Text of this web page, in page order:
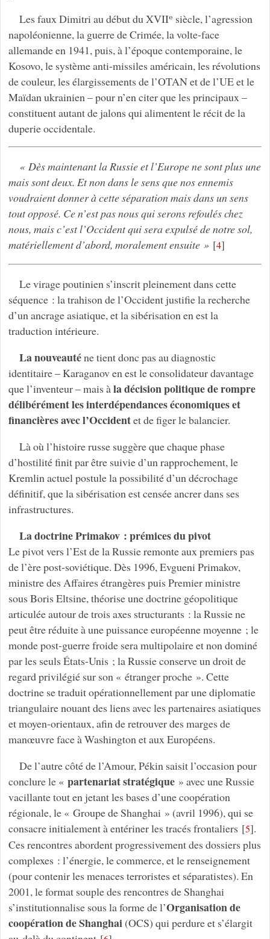
Les faux Dimitri au début du XVIIᵉ siècle, l’agression
napoléonienne, la guerre de Crimée, la volte-face
allemande en 1941, puis, à l’époque contemporaine, le
Kosovo, le système anti-missiles américain, les révolutions
de couleur, les élargissements de l’OTAN et de l’UE et le
Maïdan ukrainien – pour n’en citer que les principaux –
constituent autant de jalons qui alimentent le récit de la
duperie occidentale.
« Dès maintenant la Russie et l’Europe ne sont plus une
mais sont deux. Et non dans le sens que nos ennemis
voudraient donner à cette séparation mais dans un sens
tout opposé. Ce n’est pas nous qui serons refoulés chez
nous, mais c’est l’Occident qui sera expulsé de notre sol,
matériellement d’abord, moralement ensuite »[4]
Le virage poutinien s’inscrit pleinement dans cette
séquence : la trahison de l’Occident justifie la recherche
d’un ancrage asiatique, et la sibérisation en est la
traduction intérieure.
La nouveauténe tient donc pas au diagnostic
identitaire – Karaganov en est le consolidateur davantage
que l’inventeur – mais àla décision politique de rompre
délibérément les interdépendances économiques et
financières avec l’Occidentet de figer le balancier.
Là où l’histoire russe suggère que chaque phase
d’hostilité finit par être suivie d’un rapprochement, le
Kremlin actuel postule la possibilité d’un décrochage
définitif, que la sibérisation est censée ancrer dans ses
infrastructures.
La doctrine Primakov : prémices du pivot
Le pivot vers l’Est de la Russie remonte aux premiers pas
de l’ère post-soviétique. Dès 1996, Evgueni Primakov,
ministre des Affaires étrangères puis Premier ministre
sous Boris Eltsine, théorise une doctrine géopolitique
articulée autour de trois axes structurants : la Russie ne
peut être réduite à une puissance européenne moyenne ; le
monde post-guerre froide sera multipolaire et non dominé
par les seuls États-Unis ; la Russie conserve un droit de
regard privilégié sur son « étranger proche ». Cette
doctrine se traduit opérationnellement par une diplomatie
triangulaire nouant des liens avec les partenaires asiatiques
et moyen-orientaux, afin de retrouver des marges de
manœuvre face à Washington et aux Européens.
De l’autre côté de l’Amour, Pékin saisit l’occasion pour
conclure le « partenariat stratégique» avec une Russie
vacillante tout en jetant les bases d’une coopération
régionale, le « Groupe de Shanghai » (avril 1996), qui se
consacre initialement à entériner les tracés frontaliers [5].
Ces rencontres abordent progressivement des dossiers plus
complexes : l’énergie, le commerce, et le renseignement
(pour contenir les menaces terroristes et séparatistes). En
2001, le format souple des rencontres de Shanghai
s’institutionnalise sous la forme de l’Organisation de
coopération de Shanghai (OCS) qui perdure et s’élargit